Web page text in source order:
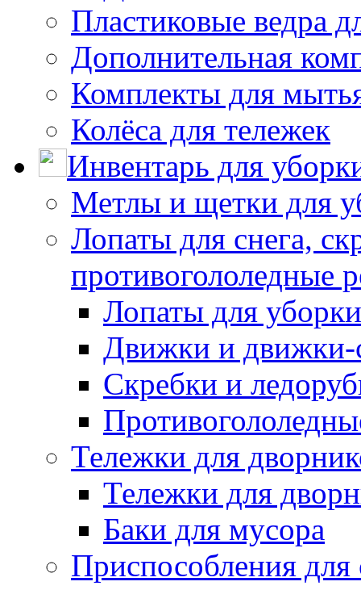
Пластиковые ведра
Дополнительная
Комплекты для
Колёса для тележек
Инвентарь для
Метлы и щетки для
Лопаты для снега,
противогололедные
Лопаты для
Движки и движки-
Скребки и
Тележки для
Тележки для
Баки для мусора
Приспособления для